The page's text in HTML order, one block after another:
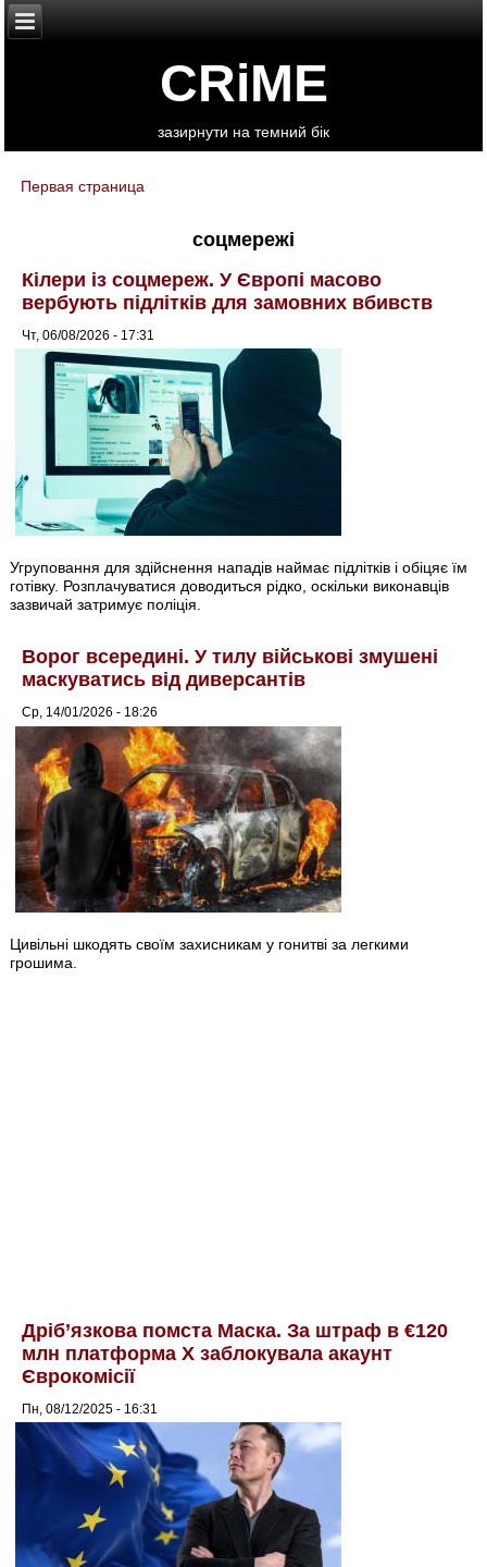
CRiME
зазирнути на темний бік
You are here
Первая страница
соцмережі
Кілери із соцмереж. У Європі масово
вербують підлітків для замовних вбивств
Чт, 06/08/2026 - 17:31
Угруповання для здійснення нападів наймає підлітків і обіцяє їм
готівку. Розплачуватися доводиться рідко, оскільки виконавців
зазвичай затримує поліція.
Ворог всередині. У тилу військові змушені
маскуватись від диверсантів
Ср, 14/01/2026 - 18:26
Цивільні шкодять своїм захисникам у гонитві за легкими
грошима.
Дріб’язкова помста Маска. За штраф в €120
млн платформа Х заблокувала акаунт
Єврокомісії
Пн, 08/12/2025 - 16:31